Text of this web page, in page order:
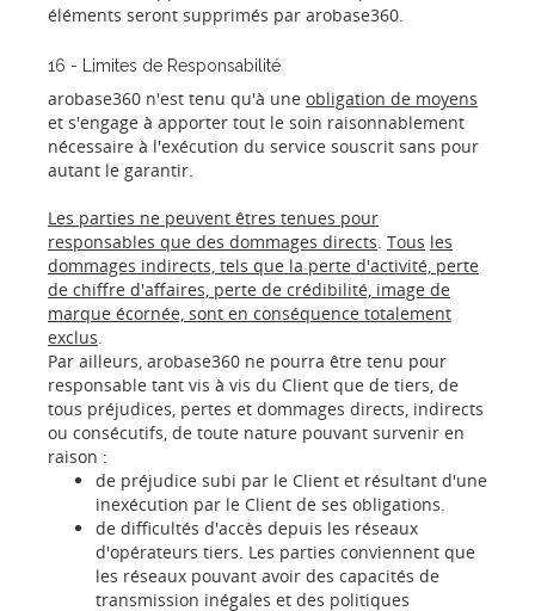
éléments seront supprimés par arobase360.
16 - Limites de Responsabilité
arobase360 n'est tenu qu'à une obligation de moyens
et s'engage à apporter tout le soin raisonnablement
nécessaire à l'exécution du service souscrit sans pour
autant le garantir.
Les parties ne peuvent êtres tenues pour
responsables que des dommages directs. Tous les
dommages indirects, tels que la perte d'activité, perte
de chiffre d'affaires, perte de crédibilité, image de
marque écornée, sont en conséquence totalement
exclus.
Par ailleurs, arobase360 ne pourra être tenu pour
responsable tant vis à vis du Client que de tiers, de
tous préjudices, pertes et dommages directs, indirects
ou consécutifs, de toute nature pouvant survenir en
raison :
de préjudice subi par le Client et résultant d'une
inexécution par le Client de ses obligations.
de difficultés d'accès depuis les réseaux
d'opérateurs tiers. Les parties conviennent que
les réseaux pouvant avoir des capacités de
transmission inégales et des politiques